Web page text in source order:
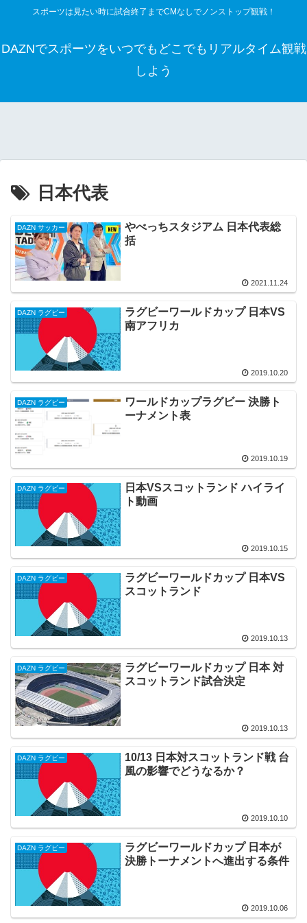
スポーツは見たい時に試合終了までCMなしでノンストップ観戦！
DAZNでスポーツをいつでもどこでもリアルタイム観戦
しよう
日本代表
DAZN サッカー
やべっちスタジアム 日本代表総
括
2021.11.24
DAZN ラグビー
ラグビーワールドカップ 日本VS
南アフリカ
2019.10.20
DAZN ラグビー
ワールドカップラグビー 決勝ト
ーナメント表
2019.10.19
DAZN ラグビー
日本VSスコットランド ハイライ
ト動画
2019.10.15
DAZN ラグビー
ラグビーワールドカップ 日本VS
スコットランド
2019.10.13
DAZN ラグビー
ラグビーワールドカップ 日本 対
スコットランド試合決定
2019.10.13
DAZN ラグビー
10/13 日本対スコットランド戦 台
風の影響でどうなるか？
2019.10.10
DAZN ラグビー
ラグビーワールドカップ 日本が
決勝トーナメントへ進出する条件
2019.10.06